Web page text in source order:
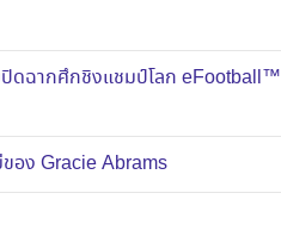
ปิดฉากศึกชิงแชมป์โลก eFootball™
อง Gracie Abrams